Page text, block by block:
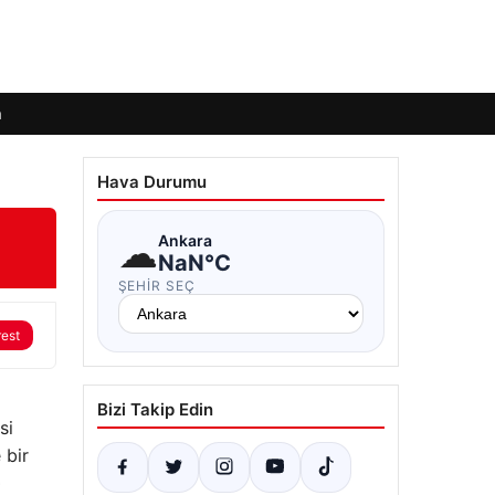
bir
Hava Durumu
☁Ankara
NaN°C
ŞEHIR SEÇ
Bizi Takip Edin